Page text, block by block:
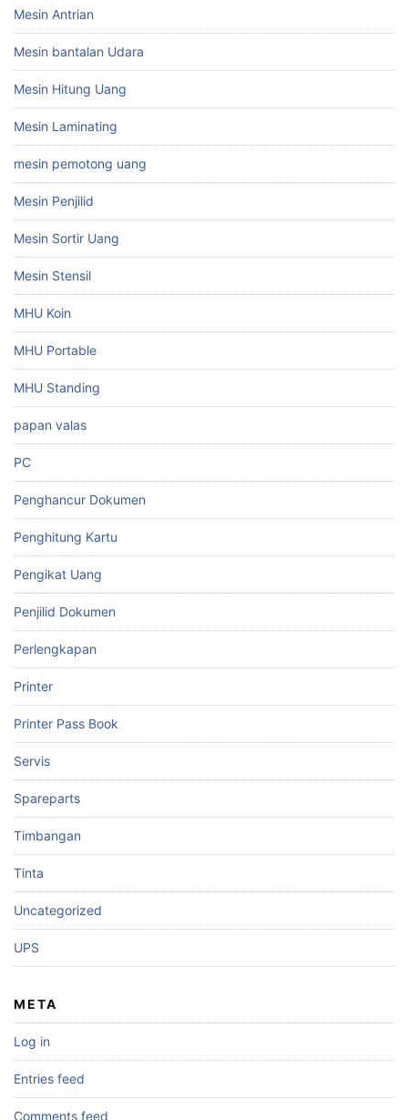
Mesin Antrian
Mesin bantalan Udara
Mesin Hitung Uang
Mesin Laminating
mesin pemotong uang
Mesin Penjilid
Mesin Sortir Uang
Mesin Stensil
MHU Koin
MHU Portable
MHU Standing
papan valas
PC
Penghancur Dokumen
Penghitung Kartu
Pengikat Uang
Penjilid Dokumen
Perlengkapan
Printer
Printer Pass Book
Servis
Spareparts
Timbangan
Tinta
Uncategorized
UPS
META
Log in
Entries feed
Comments feed